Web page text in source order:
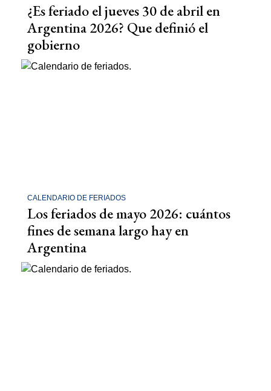
¿Es feriado el jueves 30 de abril en
Argentina 2026? Que definió el
gobierno
CALENDARIO DE FERIADOS
Los feriados de mayo 2026: cuántos
fines de semana largo hay en
Argentina